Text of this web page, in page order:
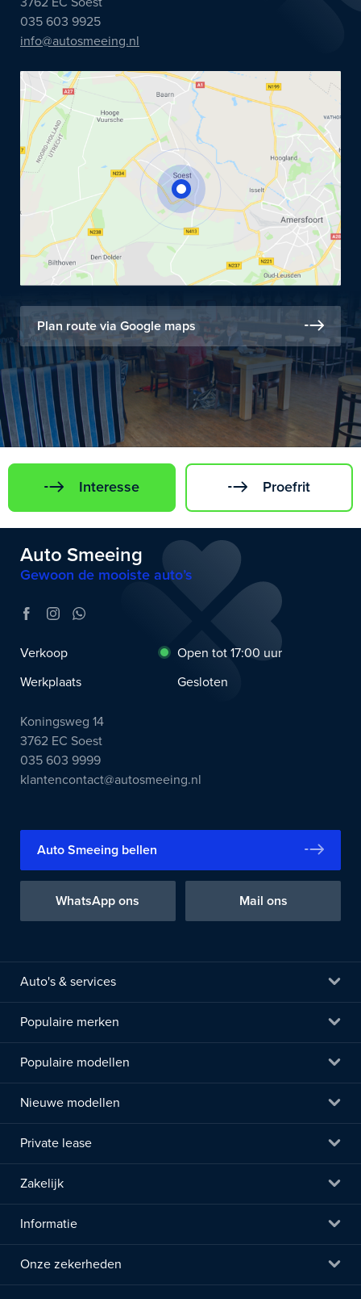
035 603 9925
info@autosmeeing.nl
Plan route via Google maps
Interesse Proefrit
Auto Smeeing
Gewoon de mooiste auto’s
Verkoop
Open tot 17:00 uur
Werkplaats
Gesloten
Koningsweg 14
3762 EC Soest
035 603 9999
klantencontact@autosmeeing.nl
Auto Smeeing bellen
WhatsApp ons Mail ons
Auto's & services
Populaire merken
Populaire modellen
Nieuwe modellen
Private lease
Zakelijk
Informatie
Onze zekerheden